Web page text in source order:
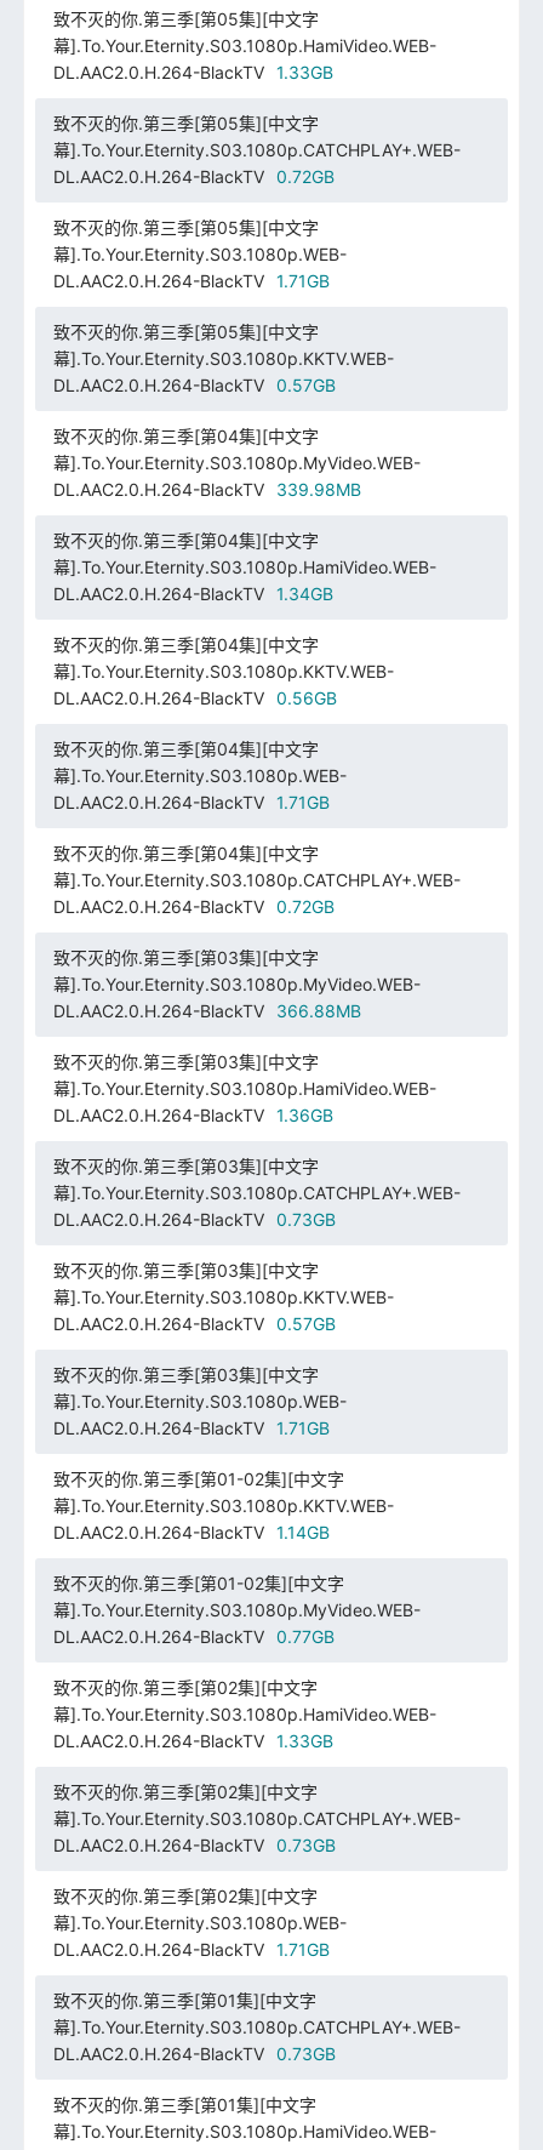
致不灭的你.第三季[第05集][中文字
幕].To.Your.Eternity.S03.1080p.HamiVideo.WEB-
DL.AAC2.0.H.264-BlackTV
1.33GB
致不灭的你.第三季[第05集][中文字
幕].To.Your.Eternity.S03.1080p.CATCHPLAY+.WEB-
DL.AAC2.0.H.264-BlackTV
0.72GB
致不灭的你.第三季[第05集][中文字
幕].To.Your.Eternity.S03.1080p.WEB-
DL.AAC2.0.H.264-BlackTV
1.71GB
致不灭的你.第三季[第05集][中文字
幕].To.Your.Eternity.S03.1080p.KKTV.WEB-
DL.AAC2.0.H.264-BlackTV
0.57GB
致不灭的你.第三季[第04集][中文字
幕].To.Your.Eternity.S03.1080p.MyVideo.WEB-
DL.AAC2.0.H.264-BlackTV
339.98MB
致不灭的你.第三季[第04集][中文字
幕].To.Your.Eternity.S03.1080p.HamiVideo.WEB-
DL.AAC2.0.H.264-BlackTV
1.34GB
致不灭的你.第三季[第04集][中文字
幕].To.Your.Eternity.S03.1080p.KKTV.WEB-
DL.AAC2.0.H.264-BlackTV
0.56GB
致不灭的你.第三季[第04集][中文字
幕].To.Your.Eternity.S03.1080p.WEB-
DL.AAC2.0.H.264-BlackTV
1.71GB
致不灭的你.第三季[第04集][中文字
幕].To.Your.Eternity.S03.1080p.CATCHPLAY+.WEB-
DL.AAC2.0.H.264-BlackTV
0.72GB
致不灭的你.第三季[第03集][中文字
幕].To.Your.Eternity.S03.1080p.MyVideo.WEB-
DL.AAC2.0.H.264-BlackTV
366.88MB
致不灭的你.第三季[第03集][中文字
幕].To.Your.Eternity.S03.1080p.HamiVideo.WEB-
DL.AAC2.0.H.264-BlackTV
1.36GB
致不灭的你.第三季[第03集][中文字
幕].To.Your.Eternity.S03.1080p.CATCHPLAY+.WEB-
DL.AAC2.0.H.264-BlackTV
0.73GB
致不灭的你.第三季[第03集][中文字
幕].To.Your.Eternity.S03.1080p.KKTV.WEB-
DL.AAC2.0.H.264-BlackTV
0.57GB
致不灭的你.第三季[第03集][中文字
幕].To.Your.Eternity.S03.1080p.WEB-
DL.AAC2.0.H.264-BlackTV
1.71GB
致不灭的你.第三季[第01-02集][中文字
幕].To.Your.Eternity.S03.1080p.KKTV.WEB-
DL.AAC2.0.H.264-BlackTV
1.14GB
致不灭的你.第三季[第01-02集][中文字
幕].To.Your.Eternity.S03.1080p.MyVideo.WEB-
DL.AAC2.0.H.264-BlackTV
0.77GB
致不灭的你.第三季[第02集][中文字
幕].To.Your.Eternity.S03.1080p.HamiVideo.WEB-
DL.AAC2.0.H.264-BlackTV
1.33GB
致不灭的你.第三季[第02集][中文字
幕].To.Your.Eternity.S03.1080p.CATCHPLAY+.WEB-
DL.AAC2.0.H.264-BlackTV
0.73GB
致不灭的你.第三季[第02集][中文字
幕].To.Your.Eternity.S03.1080p.WEB-
DL.AAC2.0.H.264-BlackTV
1.71GB
致不灭的你.第三季[第01集][中文字
幕].To.Your.Eternity.S03.1080p.CATCHPLAY+.WEB-
DL.AAC2.0.H.264-BlackTV
0.73GB
致不灭的你.第三季[第01集][中文字
幕].To.Your.Eternity.S03.1080p.HamiVideo.WEB-